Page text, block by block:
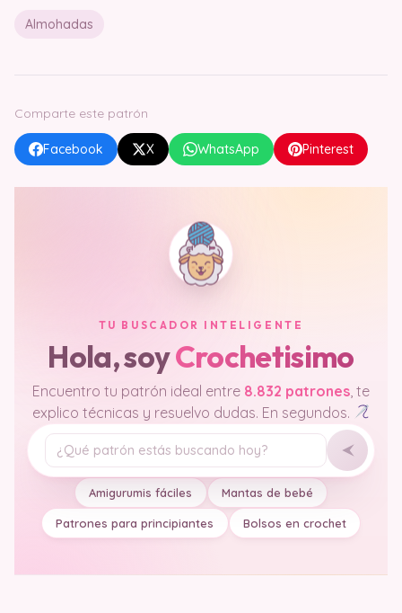
Almohadas
Comparte este patrón
Facebook X WhatsApp Pinterest
TU BUSCADOR INTELIGENTE
Hola, soyCrochetisimo
Encuentro tu patrón ideal entre 8.832 patrones , te
explico técnicas y resuelvo dudas. En segundos.
Tu pregunta
Amigurumis fáciles Mantas de bebé
Patrones para principiantes Bolsos en crochet